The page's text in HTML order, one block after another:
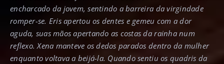
encharcado da jovem, sentindo a barreira da virgindade
romper-se. Eris apertou os dentes e gemeu com a dor
aguda, suas mãos apertando as costas da rainha num
reflexo. Xena manteve os dedos parados dentro da mulher
enquanto voltava a beijá-la. Quando sentiu os quadris da